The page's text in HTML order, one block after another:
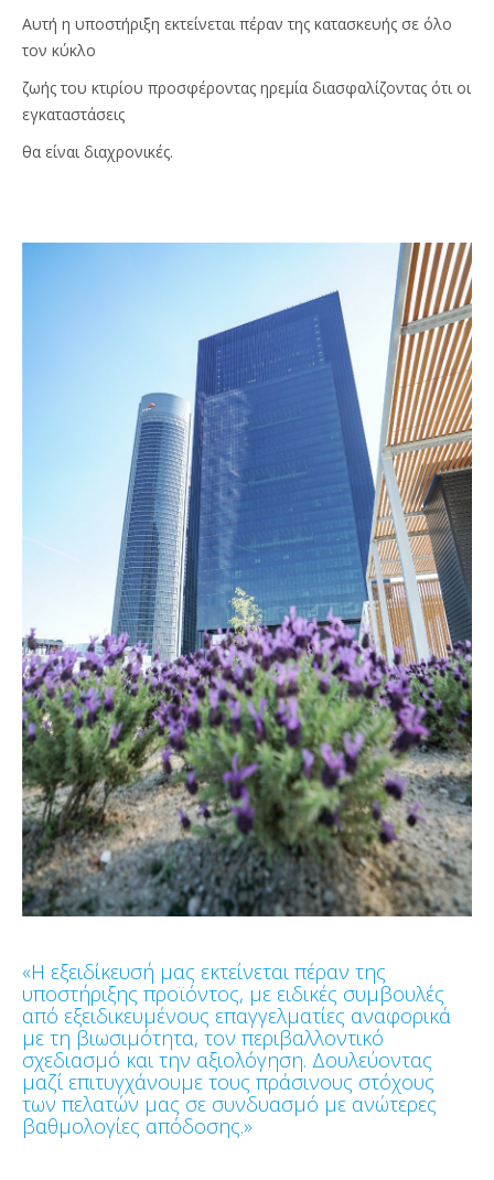
Αυτή η υποστήριξη εκτείνεται πέραν της κατασκευής σε όλο
τον κύκλο
ζωής του κτιρίου προσφέροντας ηρεμία διασφαλίζοντας ότι οι
εγκαταστάσεις
θα είναι διαχρονικές.
«Η εξειδίκευσή μας εκτείνεται πέραν της
υποστήριξης προϊόντος, με ειδικές συμβουλές
από εξειδικευμένους επαγγελματίες αναφορικά
με τη βιωσιμότητα, τον περιβαλλοντικό
σχεδιασμό και την αξιολόγηση. Δουλεύοντας
μαζί επιτυγχάνουμε τους πράσινους στόχους
των πελατών μας σε συνδυασμό με ανώτερες
βαθμολογίες απόδοσης.»